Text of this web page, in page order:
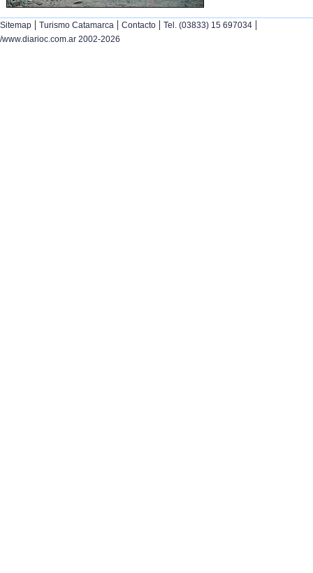
Sitemap | Turismo Catamarca | Contacto | Tel. (03833) 15 697034 |
/www.diarioc.com.ar 2002-2026